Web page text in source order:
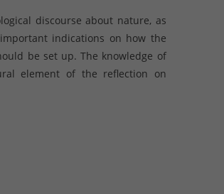
discourse about nature, as
indications on how the
be set up. The knowledge of
element of the reflection on